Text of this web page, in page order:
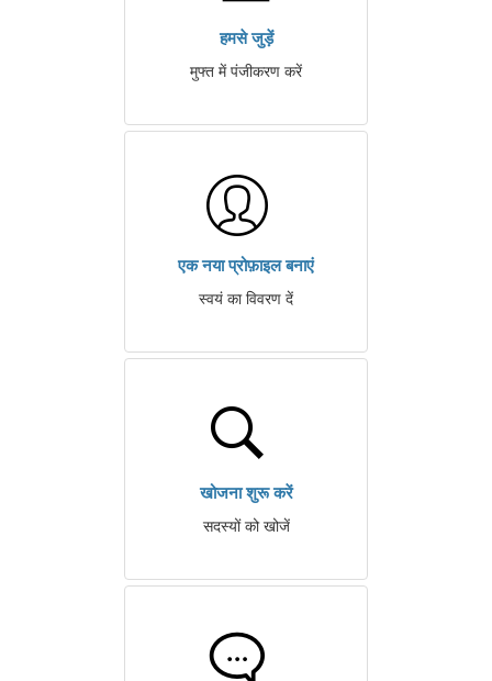
हमसे जुड़ें
मुफ्त में पंजीकरण करें
एक नया प्रोफ़ाइल बनाएं
स्वयं का विवरण दें
खोजना शुरू करें
सदस्यों को खोजें